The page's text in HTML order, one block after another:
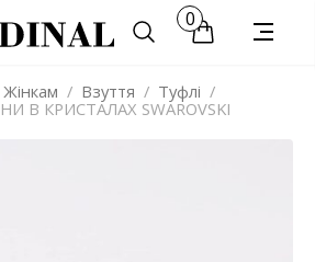
0
Жінкам / Взуття / Туфлі /
В КРИСТАЛАХ SWAROVSKI